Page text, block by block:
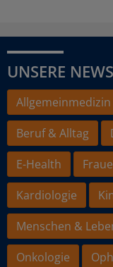
UNSERE
Beruf & Alltag
E-Health
Kardiologie
Menschen &
Onkologie